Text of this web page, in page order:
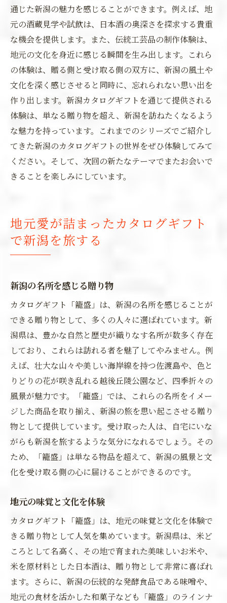
通じた新潟の魅力を感じることができます。例えば、地
元の酒蔵見学や試飲は、日本酒の奥深さを探求する貴重
な機会を提供します。また、伝統工芸品の制作体験は、
地元の文化を身近に感じる瞬間を生み出します。これら
の体験は、贈る側と受け取る側の双方に、新潟の風土や
文化を深く感じさせると同時に、忘れられない思い出を
作り出します。新潟カタログギフトを通じて提供される
体験は、単なる贈り物を超え、新潟を訪ねたくなるよう
な魅力を持っています。これまでのシリーズでご紹介し
てきた新潟のカタログギフトの世界をぜひ体験してみて
ください。そして、次回の新たなテーマでまたお会いで
きることを楽しみにしています。
地元愛が詰まったカタログギフト
で新潟を旅する
新潟の名所を感じる贈り物
カタログギフト「籠盛」は、新潟の名所を感じることが
できる贈り物として、多くの人々に選ばれています。新
潟県は、豊かな自然と歴史が織りなす名所が数多く存在
しており、これらは訪れる者を魅了してやみません。例
えば、壮大な山々や美しい海岸線を持つ佐渡島や、色と
りどりの花が咲き乱れる越後丘陵公園など、四季折々の
風景が魅力です。「籠盛」では、これらの名所をイメー
ジした商品を取り揃え、新潟の旅を思い起こさせる贈り
物として提供しています。受け取った人は、自宅にいな
がらも新潟を旅するような気分になれるでしょう。その
ため、「籠盛」は単なる物品を超えて、新潟の風景と文
化を受け取る側の心に届けることができるのです。
地元の味覚と文化を体験
カタログギフト「籠盛」は、地元の味覚と文化を体験で
きる贈り物として人気を集めています。新潟県は、米ど
ころとして名高く、その地で育まれた美味しいお米や、
米を原材料とした日本酒は、贈り物として非常に喜ばれ
ます。さらに、新潟の伝統的な発酵食品である味噌や、
地元の食材を活かした和菓子なども「籠盛」のラインナ